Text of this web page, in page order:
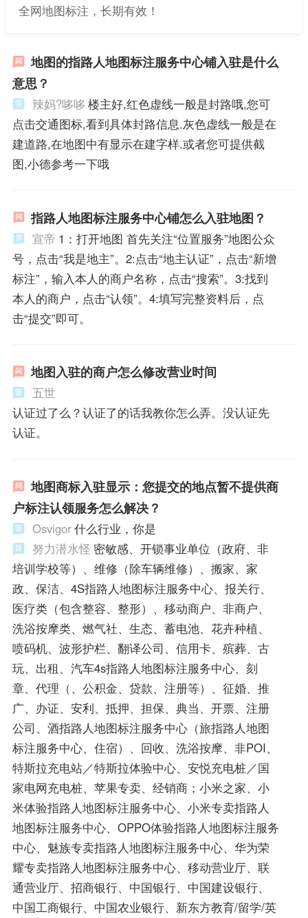
全网地图标注，长期有效！
地图的指路人地图标注服务中心铺入驻是什么
意思？
辣妈?哆哆 楼主好,红色虚线一般是封路哦,您可
点击交通图标,看到具体封路信息.灰色虚线一般是在
建道路,在地图中有显示在建字样.或者您可提供截
图,小德参考一下哦
指路人地图标注服务中心铺怎么入驻地图？
宣帝 1：打开地图 首先关注“位置服务”地图公众
号，点击“我是地主”。2:点击“地主认证”，点击“新增
标注”，输入本人的商户名称，点击“搜索”。3:找到
本人的商户，点击“认领”。4:填写完整资料后，点
击“提交”即可。
地图入驻的商户怎么修改营业时间
五世
认证过了么？认证了的话我教你怎么弄。没认证先
认证。
地图商标入驻显示：您提交的地点暂不提供商
户标注认领服务怎么解决？
Osvigor什么行业，你是
努力潜水怪 密敏感、开锁事业单位（政府、非
培训学校等）、维修（除车辆维修）、搬家、家
政、保洁、4S指路人地图标注服务中心、报关行、
医疗类（包含整容、整形）、移动商户、非商户、
洗浴按摩类、燃气社、生态、蓄电池、花卉种植、
喷码机、波形护栏、翻译公司、信用卡、殡葬、古
玩、出租、汽车4s指路人地图标注服务中心、刻
章、代理（、公积金、贷款、注册等）、征婚、推
广、办证、安利、抵押、担保、典当、开票、注册
公司、酒指路人地图标注服务中心（旅指路人地图
标注服务中心、住宿）、回收、洗浴按摩、非POI、
特斯拉充电站／特斯拉体验中心、安悦充电桩／国
家电网充电桩、苹果专卖、经销商；小米之家、小
米体验指路人地图标注服务中心、小米专卖指路人
地图标注服务中心、OPPO体验指路人地图标注服务
中心、魅族专卖指路人地图标注服务中心、华为荣
耀专卖指路人地图标注服务中心、移动营业厅、联
通营业厅、招商银行、中国银行、中国建设银行、
中国工商银行、中国农业银行、新东方教育/留学/英